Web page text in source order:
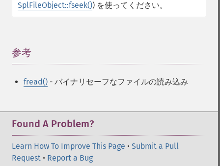
SplFileObject::fseek()) を使ってください。
参考
fread() - バイナリセーフなファイルの読み込み
Found A Problem?
Learn How To Improve This Page • Submit a Pull
Request • Report a Bug